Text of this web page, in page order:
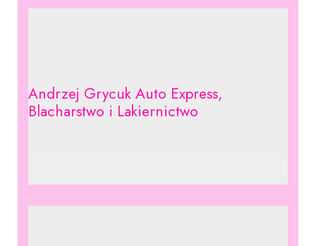
Andrzej Grycuk Auto Express,
Blacharstwo i Lakiernictwo